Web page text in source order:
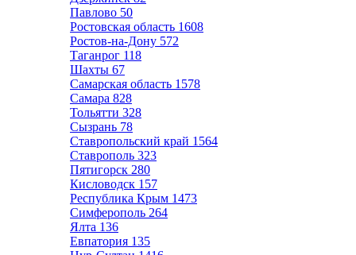
Павлово 50
Ростовская область 1608
Ростов-на-Дону 572
Таганрог 118
Шахты 67
Самарская область 1578
Самара 828
Тольятти 328
Сызрань 78
Ставропольский край 1564
Ставрополь 323
Пятигорск 280
Кисловодск 157
Республика Крым 1473
Симферополь 264
Ялта 136
Евпатория 135